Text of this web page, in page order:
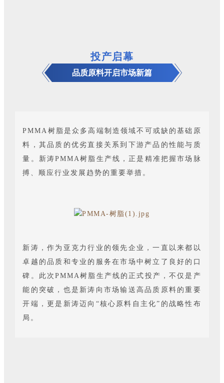
投产启幕
品质原料开启市场新篇
PMMA树脂是众多高端制造领域不可或缺的基础原
料，其品质的优劣直接关系到下游产品的性能与质
量。新涛PMMA树脂生产线，正是精准把握市场脉
搏、顺应行业发展趋势的重要举措。
新涛，作为亚克力行业的领先企业，一直以来都以
卓越的品质和专业的服务在市场中树立了良好的口
碑。此次PMMA树脂生产线的正式投产，不仅是产
能的突破，也是新涛向市场输送高品质原料的重要
开端，更是新涛迈向“核心原料自主化”的战略性布
局。